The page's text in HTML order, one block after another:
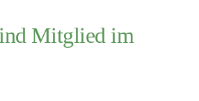
Mitglied im